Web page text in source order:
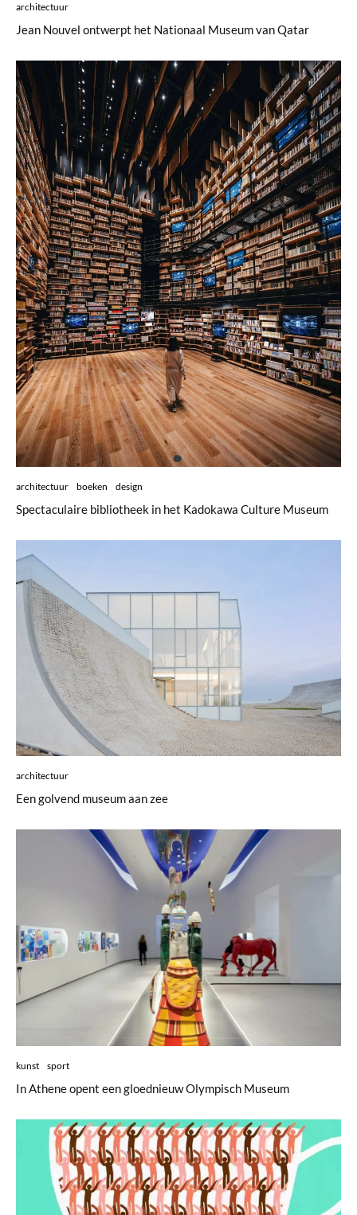
architectuur
Jean Nouvel ontwerpt het Nationaal Museum van Qatar
architectuur boeken design
Spectaculaire bibliotheek in het Kadokawa Culture Museum
architectuur
Een golvend museum aan zee
kunst sport
In Athene opent een gloednieuw Olympisch Museum